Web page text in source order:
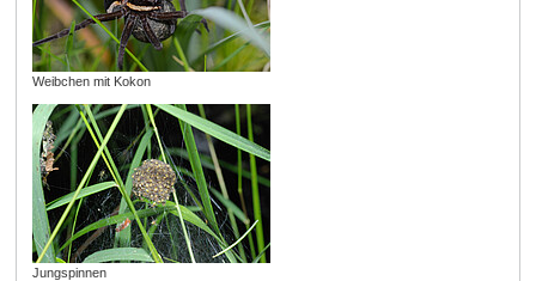
Weibchen mit Kokon
Jungspinnen